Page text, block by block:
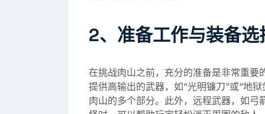
2、准备工作与装备选
在挑战肉山之前，充分的准备是非常重
提供高输出的武器，如“光明镰刀”或“地
肉山的多个部分。此外，远程武器，如